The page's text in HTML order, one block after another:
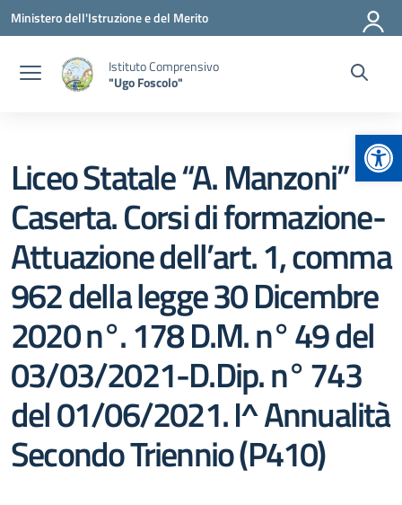
Vai ai contenuti
Vai al menu di navigazione
Vai al footer
Ministero dell'Istruzione e del Merito
Istituto Comprensivo
"Ugo Foscolo"
Liceo Statale “A. Manzoni”
Caserta. Corsi di formazione-
Attuazione dell’art. 1, comma
962 della legge 30 Dicembre
2020 n°. 178 D.M. n° 49 del
03/03/2021-D.Dip. n° 743
del 01/06/2021. I^ Annualità
Secondo Triennio (P410)